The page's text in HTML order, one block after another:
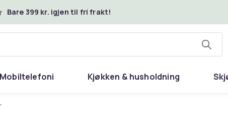
Bare 399 kr. igjen til fri frakt!
Mobiltelefoni Kjøkken & husholdning